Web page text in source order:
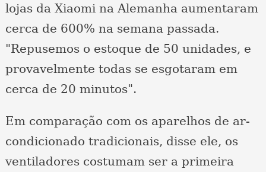
lojas da Xiaomi na Alemanha aumentaram
cerca de 600% na semana passada.
"Repusemos o estoque de 50 unidades, e
provavelmente todas se esgotaram em
cerca de 20 minutos".
Em comparação com os aparelhos de ar-
condicionado tradicionais, disse ele, os
ventiladores costumam ser a primeira